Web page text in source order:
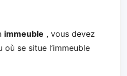
immeuble , vous devez
se situe l’immeuble